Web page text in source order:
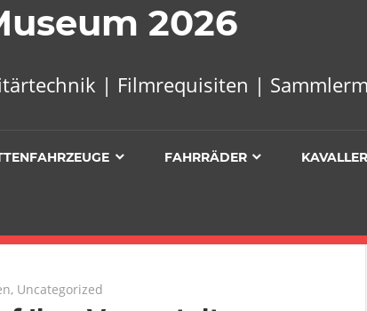
2026
| Filmrequisiten |
FAHRRÄDER
, Uncategorized